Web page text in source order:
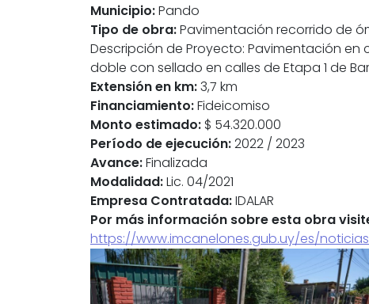
Municipio:Pando
Tipo de obra:Pavimentación recorrido de
Descripción de Proyecto: Pavimentación
doble con sellado en calles de Etapa 1 de
Extensión en km:3,7 km
Financiamiento:Fideicomiso
Monto estimado: $ 54.320.000
Período de ejecución:2022 / 2023
Avance:Finalizada
Modalidad:Lic. 04/2021
Empresa Contratada:IDALAR
Por más información sobre esta obra
https://www.imcanelones.gub.uy/es/